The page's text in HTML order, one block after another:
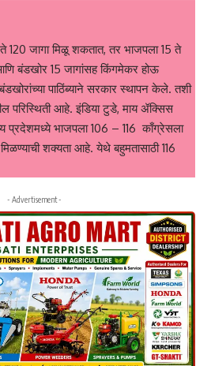
120 जागा मिळू शकतात, तर भाजपला 15 ते
बंडखोर 15 जागांसह किंगमेकर होऊ
पाठिंब्याने सरकार स्थापन केले. तशी
परिस्थिती आहे. इंडिया टुडे, माय ॲक्सिस
प्रदेशमध्ये भाजपला 106 – 116 काँग्रेसला
शक्यता आहे. येथे बहुमतासाठी 116
- Advertisement -